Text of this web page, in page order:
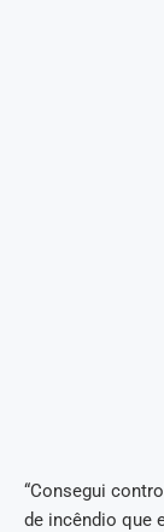
“Consegui
de incêndio que